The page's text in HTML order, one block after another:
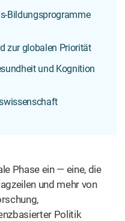
Bildungsprogramme
zur globalen Priorität
und Kognition
Phase ein — eine, die
und mehr von
Politik